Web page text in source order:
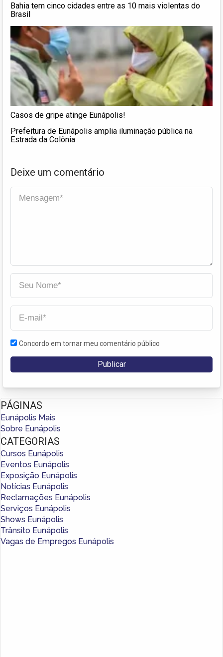
Bahia tem cinco cidades entre as 10 mais violentas do
Brasil
Casos de gripe atinge Eunápolis!
Prefeitura de Eunápolis amplia iluminação pública na
Estrada da Colônia
Deixe um comentário
Concordo em tornar meu comentário público
PÁGINAS
Eunápolis Mais
Sobre Eunápolis
CATEGORIAS
Cursos Eunápolis
Eventos Eunápolis
Exposição Eunápolis
Notícias Eunápolis
Reclamações Eunápolis
Serviços Eunápolis
Shows Eunápolis
Trânsito Eunápolis
Vagas de Empregos Eunápolis